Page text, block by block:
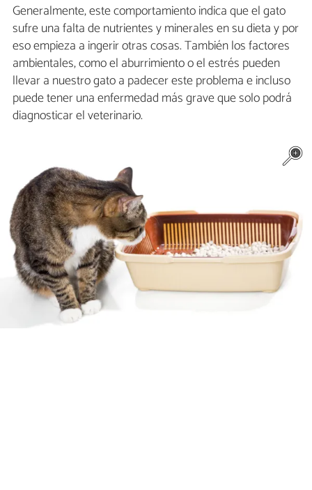
Generalmente, este comportamiento indica que el gato
sufre una falta de nutrientes y minerales en su dieta y por
eso empieza a ingerir otras cosas. También los factores
ambientales, como el aburrimiento o el estrés pueden
llevar a nuestro gato a padecer este problema e incluso
puede tener una enfermedad más grave que solo podrá
diagnosticar el veterinario.